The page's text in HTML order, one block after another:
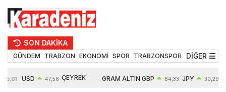
SON DAKİKA
GÜNDEM TRABZON EKONOMİ SPOR TRABZONSPOR TEKNOLOJİ
DİĞER
55,01 USD 47,56 ÇEYREK GRAM ALTIN GBP 64,33 JPY 30,29